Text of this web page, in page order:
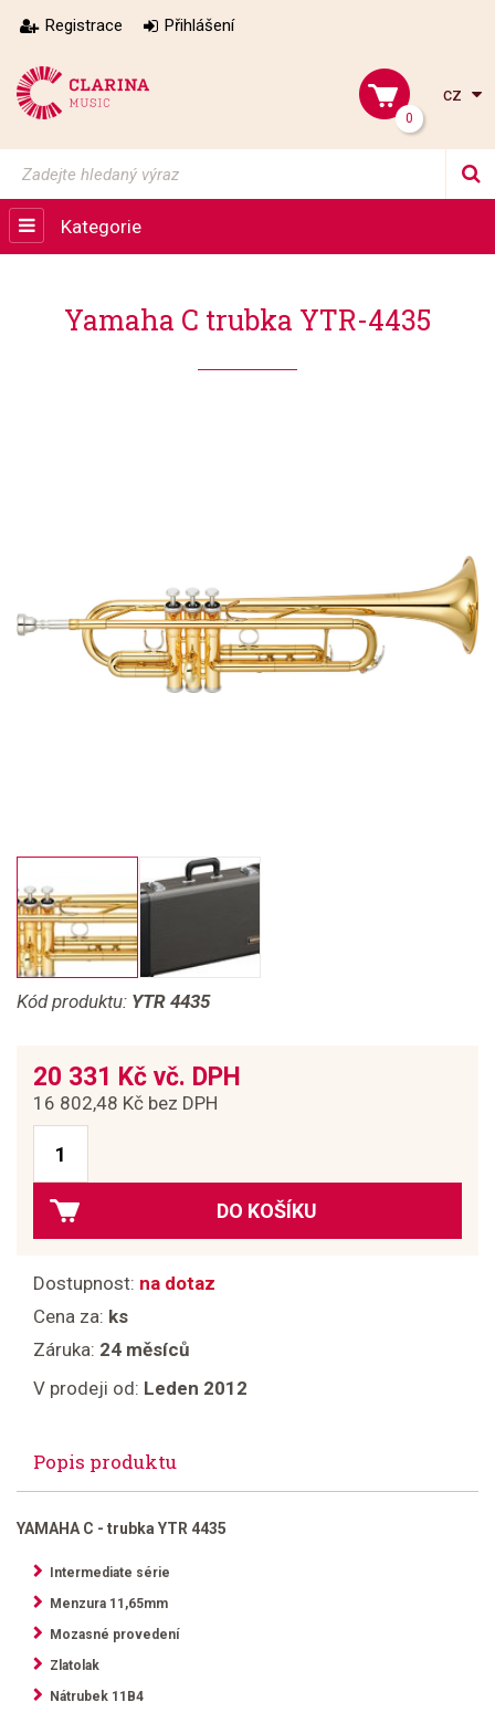
Registrace Přihlášení
0
cz
Kategorie
Yamaha C trubka YTR-4435
Kód produktu: YTR 4435
20 331 Kč vč. DPH
16 802,48 Kč bez DPH
DO KOŠÍKU
Dostupnost: na dotaz
Cena za: ks
Záruka: 24 měsíců
V prodeji od: Leden 2012
Popis produktu
YAMAHA C - trubka YTR 4435
Intermediate série
Menzura 11,65mm
Mozasné provedení
Zlatolak
Nátrubek 11B4